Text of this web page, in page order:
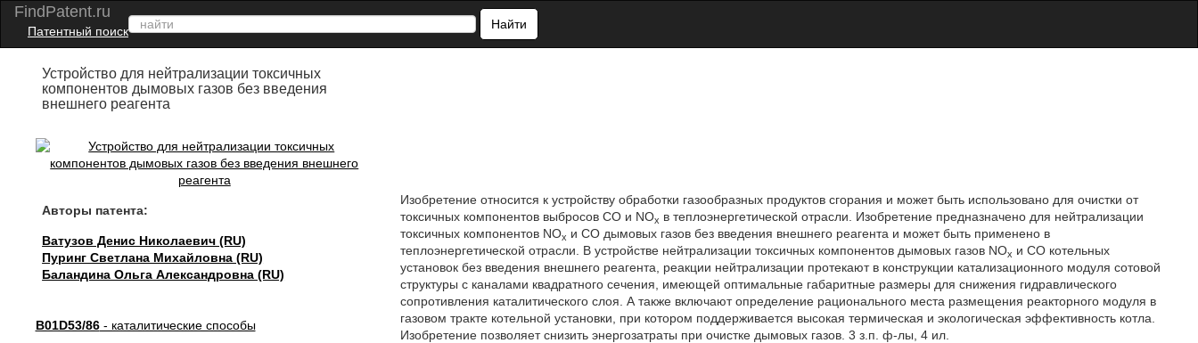
FindPatent.ru
Патентный поиск
Найти
Устройство для нейтрализации токсичных
компонентов дымовых газов без введения
внешнего реагента
Авторы патента:
Ватузов Денис Николаевич (RU)
Пуринг Светлана Михайловна (RU)
Баландина Ольга Александровна (RU)
B01D53/86- каталитические способы
Изобретение относится к устройству обработки газообразных продуктов сгорания и может быть использовано для очистки от
токсичных компонентов выбросов CO и NOx в теплоэнергетической отрасли. Изобретение предназначено для нейтрализации
токсичных компонентов NOx и СО дымовых газов без введения внешнего реагента и может быть применено в
теплоэнергетической отрасли. В устройстве нейтрализации токсичных компонентов дымовых газов NOx и СО котельных
установок без введения внешнего реагента, реакции нейтрализации протекают в конструкции катализационного модуля сотовой
структуры с каналами квадратного сечения, имеющей оптимальные габаритные размеры для снижения гидравлического
сопротивления каталитического слоя. А также включают определение рационального места размещения реакторного модуля в
газовом тракте котельной установки, при котором поддерживается высокая термическая и экологическая эффективность котла.
Изобретение позволяет снизить энергозатраты при очистке дымовых газов. 3 з.п. ф-лы, 4 ил.